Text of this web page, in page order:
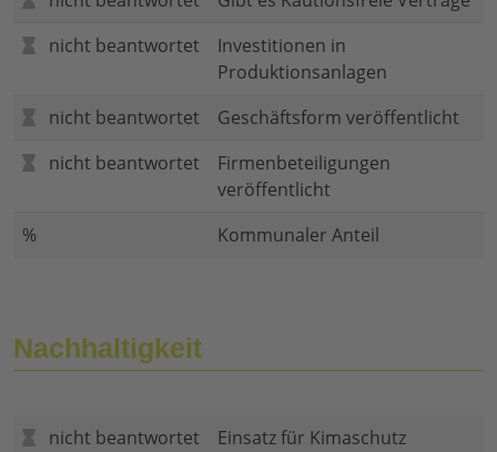
nicht beantwortet
Investitionen in
Produktionsanlagen
nicht beantwortet
Geschäftsform veröffentlicht
nicht beantwortet
Firmenbeteiligungen
veröffentlicht
%
Kommunaler Anteil
Nachhaltigkeit
nicht beantwortet
Einsatz für Kimaschutz